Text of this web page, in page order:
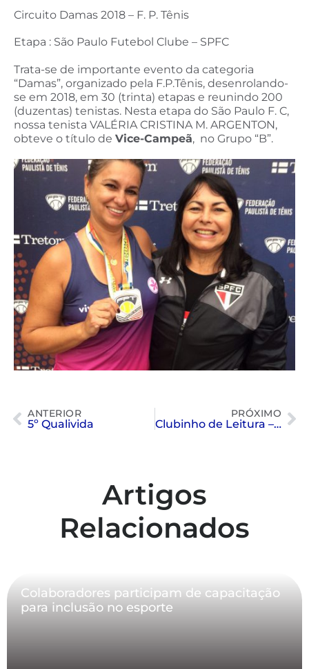
Circuito Damas 2018 – F. P. Tênis
Etapa : São Paulo Futebol Clube – SPFC
Trata-se de importante evento da categoria
“Damas”, organizado pela F.P.Tênis, desenrolando-
se em 2018, em 30 (trinta) etapas e reunindo 200
(duzentas) tenistas. Nesta etapa do São Paulo F. C,
nossa tenista VALÉRIA CRISTINA M. ARGENTON,
obteve o título de Vice-Campeã, no Grupo “B”.
ANTERIOR
5º Qualivida
PRÓXIMO
Clubinho de Leitura – Histórias das mil e uma noites
Artigos
Relacionados
Colaboradores participam de capacitação
para inclusão no esporte